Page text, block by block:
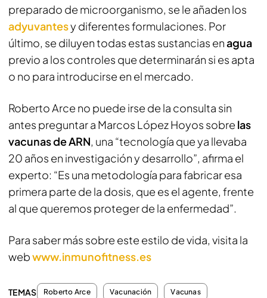
preparado de microorganismo, se le añaden los
adyuvantesy diferentes formulaciones. Por
último, se diluyen todas estas sustancias enagua
previo a los controles que determinarán si es apta
o no para introducirse en el mercado.
Roberto Arce no puede irse de la consulta sin
antes preguntar a Marcos López Hoyos sobre las
vacunas de ARN, una “tecnología que ya llevaba
20 años en investigación y desarrollo”, afirma el
experto: “Es una metodología para fabricar esa
primera parte de la dosis, que es el agente, frente
al que queremos proteger de la enfermedad”.
Para saber más sobre este estilo de vida, visita la
webwww.inmunofitness.es
TEMAS Roberto Arce Vacunación Vacunas